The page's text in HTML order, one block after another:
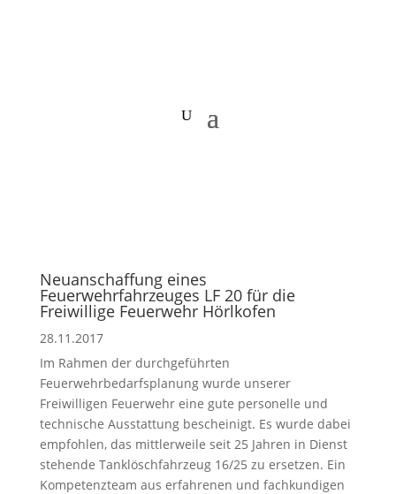
Neuanschaffung eines
Feuerwehrfahrzeuges LF 20 für die
Freiwillige Feuerwehr Hörlkofen
28.11.2017
Im Rahmen der durchgeführten
Feuerwehrbedarfsplanung wurde unserer
Freiwilligen Feuerwehr eine gute personelle und
technische Ausstattung bescheinigt. Es wurde dabei
empfohlen, das mittlerweile seit 25 Jahren in Dienst
stehende Tanklöschfahrzeug 16/25 zu ersetzen. Ein
Kompetenzteam aus erfahrenen und fachkundigen